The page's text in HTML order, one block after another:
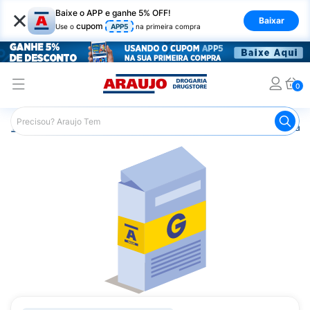
× Baixe o APP e ganhe 5% OFF!
Use o cupom APP5 na primeira compra
Baixar
0
Araujo Medicamentos Remédio para o Sistema